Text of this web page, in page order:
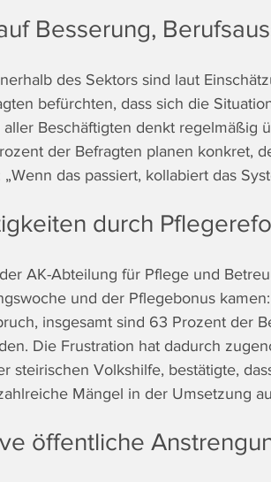
Besserung,
des Sektors sind laut
befürchten, dass sich die
Beschäftigten denkt regelmäßig
der Befragten planen konkret,
das passiert, kollabiert das
durch
AK-Abteilung für Pflege und
und der Pflegebonus
insgesamt sind 63 Prozent der
Die Frustration hat dadurch
steirischen Volkshilfe, bestätigte,
Mängel in der Umsetzung
öffentliche